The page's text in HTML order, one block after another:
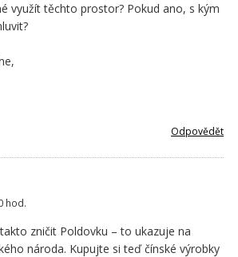
využít těchto prostor? Pokud ano, s kým
Odpovědět
hod.
zničit Poldovku – to ukazuje na
národa. Kupujte si teď čínské výrobky